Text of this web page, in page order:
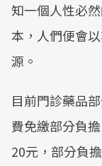
知一個人性必
本，人們便會
源。
目前門診藥品
費免繳部分負
20元，部分負